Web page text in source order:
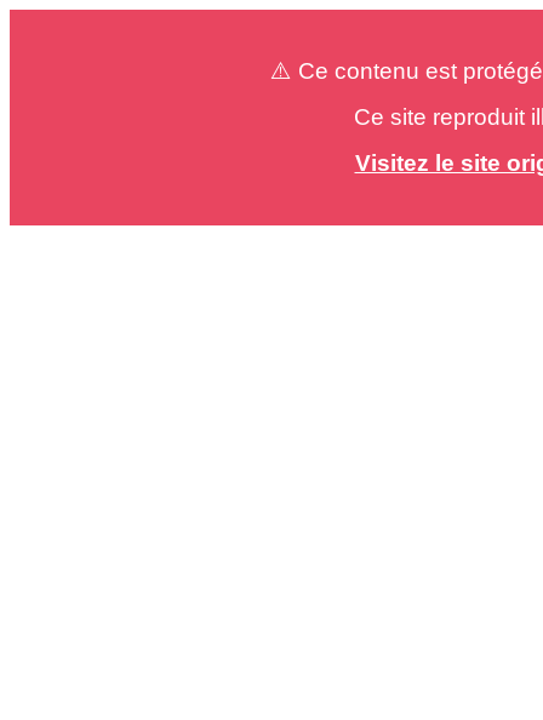
⚠️ Ce contenu est
Ce site reproduit
Visitez le site